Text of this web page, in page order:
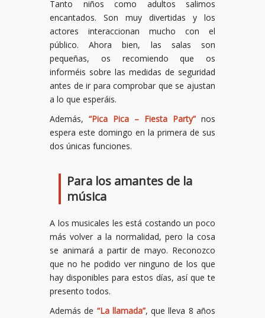
Tanto niños como adultos salimos
encantados. Son muy divertidas y los
actores interaccionan mucho con el
público. Ahora bien, las salas son
pequeñas, os recomiendo que os
informéis sobre las medidas de seguridad
antes de ir para comprobar que se ajustan
a lo que esperáis.
Además, “Pica Pica – Fiesta Party”nos
espera este domingo en la primera de sus
dos únicas funciones.
Para los amantes de la
música
A los musicales les está costando un poco
más volver a la normalidad, pero la cosa
se animará a partir de mayo. Reconozco
que no he podido ver ninguno de los que
hay disponibles para estos días, así que te
presento todos.
Además de “La llamada”, que lleva 8 años